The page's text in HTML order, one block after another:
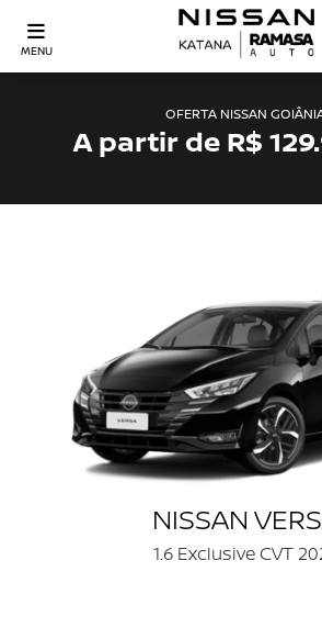
MENU
OFERTA NISSAN
A partir de R$
NISSAN
1.6 Exclusive CVT